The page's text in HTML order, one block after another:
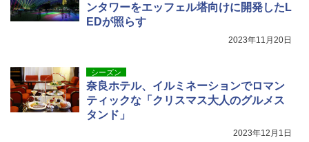
ンタワーをエッフェル塔向けに開発したL
EDが照らす
2023年11月20日
シーズン
奈良ホテル、イルミネーションでロマン
ティックな「クリスマス大人のグルメス
タンド」
2023年12月1日